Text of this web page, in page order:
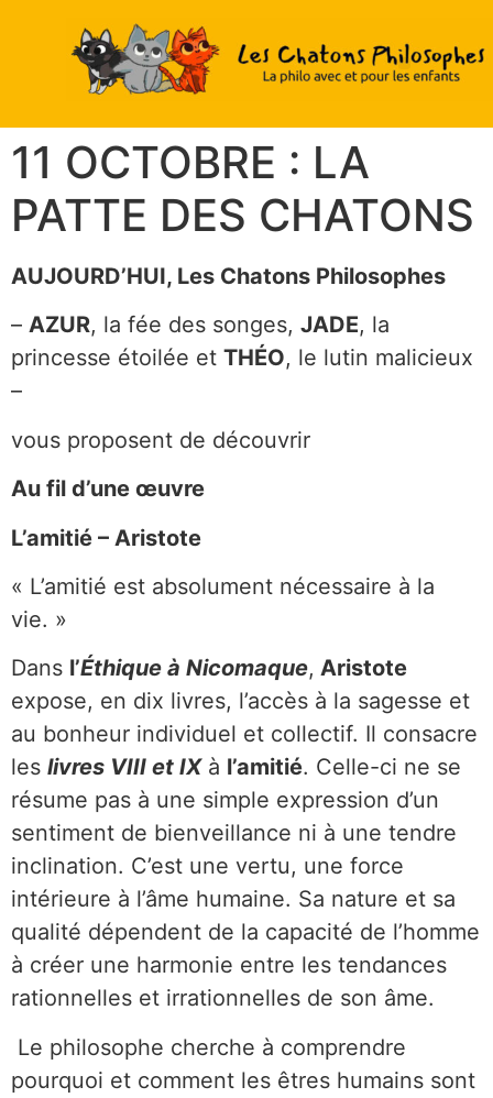
11 OCTOBRE : LA
PATTE DES CHATONS
AUJOURD’HUI, Les Chatons Philosophes
– AZUR, la fée des songes, JADE, la
princesse étoilée et THÉO, le lutin malicieux
–
vous proposent de découvrir
Au fil d’une œuvre
L’amitié – Aristote
« L’amitié est absolument nécessaire à la
vie. »
Dans l’Éthique à Nicomaque, Aristote
expose, en dix livres, l’accès à la sagesse et
au bonheur individuel et collectif. Il consacre
les livres VIII et IXà l’amitié. Celle-ci ne se
résume pas à une simple expression d’un
sentiment de bienveillance ni à une tendre
inclination. C’est une vertu, une force
intérieure à l’âme humaine. Sa nature et sa
qualité dépendent de la capacité de l’homme
à créer une harmonie entre les tendances
rationnelles et irrationnelles de son âme.
Le philosophe cherche à comprendre
pourquoi et comment les êtres humains sont